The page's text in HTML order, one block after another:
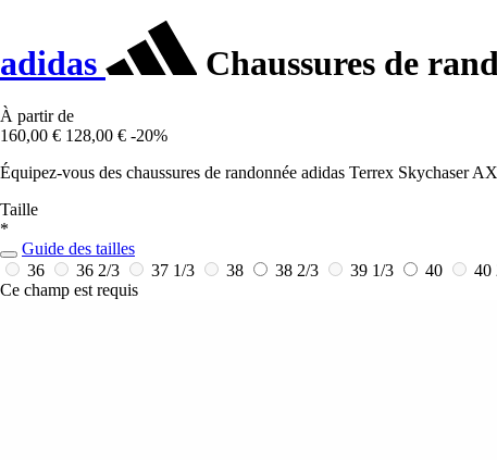
adidas Chaussures de
À partir de
160,00 € 128,00 € -20%
Équipez-vous des chaussures de randonnée adidas Terrex Skychaser
Taille
*
Guide des tailles
36
36 2/3 37 1/3 38 38 2/3 39 1/3 40 40
Ce champ est requis